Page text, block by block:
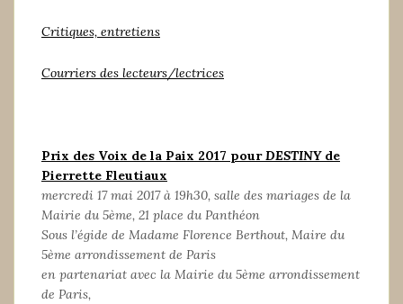
Critiques, entretiens
Courriers des lecteurs/lectrices
Prix des Voix de la Paix 2017 pourDESTINYde
Pierrette Fleutiaux
mercredi 17 mai 2017 à 19h30, salle des mariages de la
Mairie du 5ème, 21 place du Panthéon
Sous l’égide de Madame Florence Berthout, Maire du
5ème arrondissement de Paris
en partenariat avec la Mairie du 5ème arrondissement
de Paris,